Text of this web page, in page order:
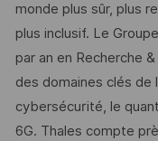
monde plus sûr, plus
plus inclusif. Le
par an en Recherche
des domaines clés de
cybersécurité, le
6G. Thales compte